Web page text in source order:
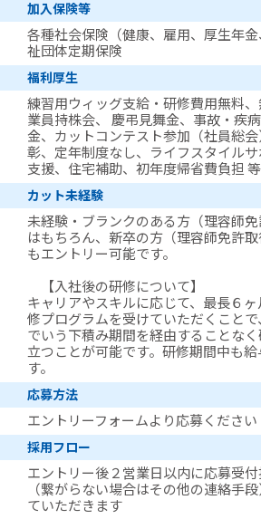
加入保険等
各種社会保険（健康、雇用、厚生年
祉団体定期保険
福利厚生
練習用ウィッグ支給・研修費用無料
業員持株会、 慶弔見舞金、事故・疾
金、カットコンテスト参加（社員総
彰、定年制度なし、ライフスタイル
支援、住宅補助、初年度帰省費負担
カット未経験
未経験・ブランクのある方（理容師免
はもちろん、新卒の方（理容師免許取
もエントリー可能です。
【入社後の研修について】
キャリアやスキルに応じて、最長６
修プログラムを受けていただくこと
でいう下積み期間を経由することな
立つことが可能です。研修期間中も
す。
応募方法
エントリーフォームより応募ください
採用フロー
エントリー後２営業日以内に応募受
（繋がらない場合はその他の連絡手
ていただきます